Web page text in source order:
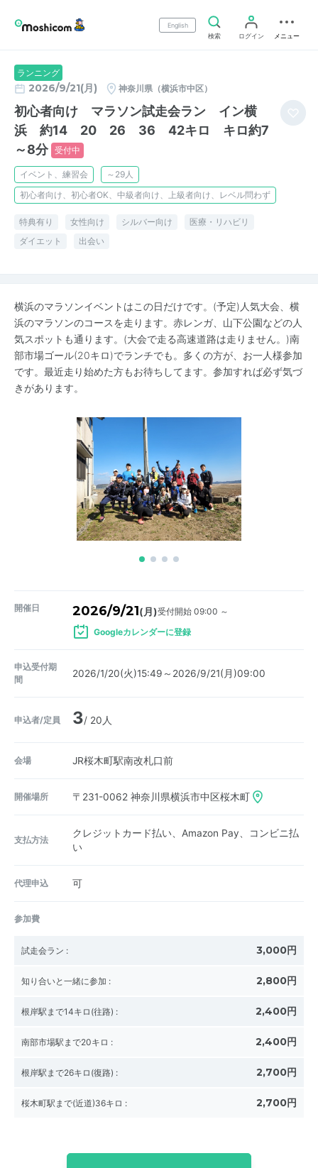
English
検索
ログイン メニュー
ランニング
2026/9/21(月) 神奈川県（横浜市中区）
初心者向け マラソン試走会ラン イン横
浜 約14 20 26 36 42キロ キロ約7
～8分 受付中
イベント、練習会
～29人
初心者向け、初心者OK、中級者向け、上級者向け、レベル問わず
特典有り 女性向け シルバー向け
医療・リハビリ
ダイエット
出会い
横浜のマラソンイベントはこの日だけです。(予定)人気大会、横
浜のマラソンのコースを走ります。赤レンガ、山下公園などの人
気スポットも通ります。(大会で走る高速道路は走りません。)南
部市場ゴール(20キロ)でランチでも。多くの方が、お一人様参加
です。最近走り始めた方もお待ちしてます。参加すれば必ず気づ
きがあります。
開催日 2026/9/21(月)受付開始 09:00 ～
Googleカレンダーに登録
申込受付期
間
2026/1/20(火)15:49～2026/9/21(月)09:00
申込者/定員 3/ 20人
会場 JR桜木町駅南改札口前
開催場所 〒231-0062 神奈川県横浜市中区桜木町
支払方法
クレジットカード払い、Amazon Pay、コンビニ払
い
代理申込 可
参加費
試走会ラン : 3,000円
知り合いと一緒に参加 : 2,800円
根岸駅まで14キロ(往路) : 2,400円
南部市場駅まで20キロ : 2,400円
根岸駅まで26キロ(復路) : 2,700円
桜木町駅まで(近道)36キロ : 2,700円